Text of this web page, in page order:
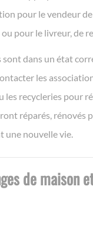
pour le vendeur
pour le livreur, de
sont dans un état
les
les recycleries pour
réparés, rénovés
une nouvelle vie.
de maison